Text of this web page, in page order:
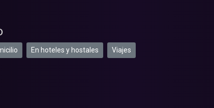
En hoteles y hostales Viajes